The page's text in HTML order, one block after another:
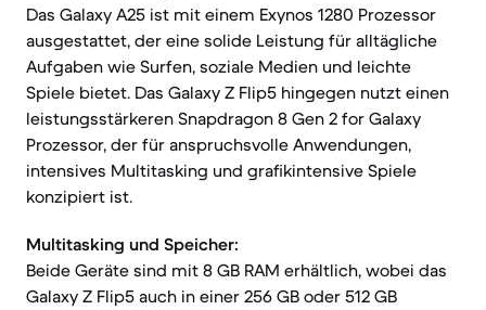
Das Galaxy A25 ist mit einem Exynos 1280 Prozessor
ausgestattet, der eine solide Leistung für alltägliche
Aufgaben wie Surfen, soziale Medien und leichte
Spiele bietet. Das Galaxy Z Flip5 hingegen nutzt einen
leistungsstärkeren Snapdragon 8 Gen 2 for Galaxy
Prozessor, der für anspruchsvolle Anwendungen,
intensives Multitasking und grafikintensive Spiele
konzipiert ist.
Multitasking und Speicher:
Beide Geräte sind mit 8 GB RAM erhältlich, wobei das
Galaxy Z Flip5 auch in einer 256 GB oder 512 GB